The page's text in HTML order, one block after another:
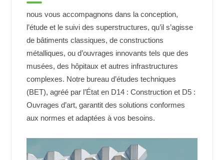
nous vous accompagnons dans la conception,
l’étude et le suivi des superstructures, qu’il s’agisse
de bâtiments classiques, de constructions
métalliques, ou d’ouvrages innovants tels que des
musées, des hôpitaux et autres infrastructures
complexes. Notre bureau d’études techniques
(BET), agréé par l’État en D14 : Construction et D5 :
Ouvrages d’art, garantit des solutions conformes
aux normes et adaptées à vos besoins.